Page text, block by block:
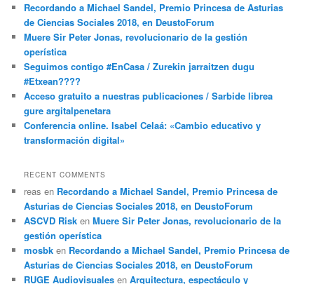
Recordando a Michael Sandel, Premio Princesa de Asturias
de Ciencias Sociales 2018, en DeustoForum
Muere Sir Peter Jonas, revolucionario de la gestión
operística
Seguimos contigo #EnCasa / Zurekin jarraitzen dugu
#Etxean????
Acceso gratuito a nuestras publicaciones / Sarbide librea
gure argitalpenetara
Conferencia online. Isabel Celaá: «Cambio educativo y
transformación digital»
RECENT COMMENTS
reas en Recordando a Michael Sandel, Premio Princesa de
Asturias de Ciencias Sociales 2018, en DeustoForum
ASCVD Risk enMuere Sir Peter Jonas, revolucionario de la
gestión operística
mosbk en Recordando a Michael Sandel, Premio Princesa de
Asturias de Ciencias Sociales 2018, en DeustoForum
RUGE Audiovisuales enArquitectura, espectáculo y